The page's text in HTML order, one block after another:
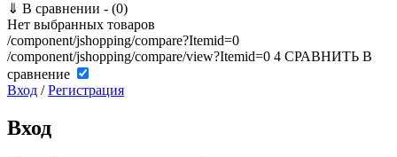
⇓ В сравнении - (0)
Нет выбранных товаров
/component/jshopping/compare?Itemid=0
/component/jshopping/compare/view?Itemid=0 4 СРАВНИТЬ В
сравнение
Вход /Регистрация
Вход